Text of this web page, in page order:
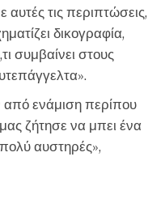
τις περιπτώσεις,
δικογραφία,
συμβαίνει στους
από ενάμιση περίπου
ζήτησε να μπει ένα
αυστηρές»,